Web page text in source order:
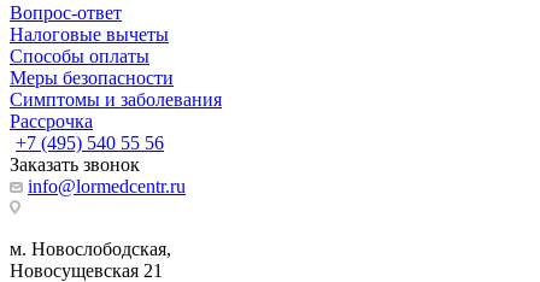
Вопрос-ответ
Налоговые вычеты
Способы оплаты
Меры безопасности
Симптомы и заболевания
Рассрочка
+7 (495) 540 55 56
Заказать звонок
info@lormedcentr.ru
м. Новослободская,
Новосущевская 21